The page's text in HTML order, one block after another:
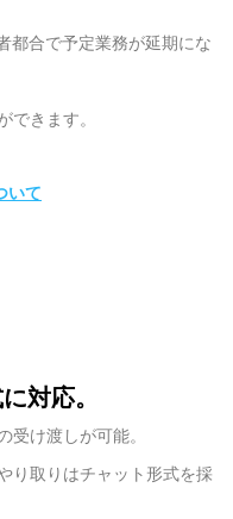
都合で予定業務が延期にな
できます。
いて
対応。
受け渡しが可能。
り取りはチャット形式を採